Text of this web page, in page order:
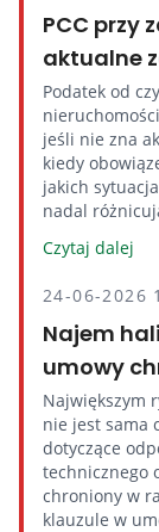
PCC przy
aktualne
Podatek od
jeśli nie zna
kiedy
jakich
nadal
Czytaj dalej
24-06-2026
Najem
umowy
Największym
nie jest sama
dotyczące
technicznego
chroniony w
klauzule w